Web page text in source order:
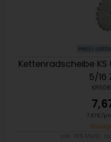
Kettenradscheibe KS
5/16
7,67€/